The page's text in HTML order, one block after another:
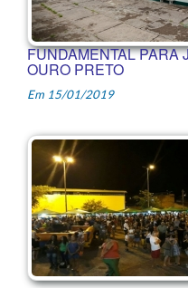
FUNDAMENTAL PARA
OURO PRETO
Em 15/01/2019